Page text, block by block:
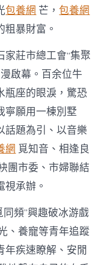
心
台
包
養
網
石
家
莊
市
總
工
會
為
青
年
職
搭
建
浪
漫
包養網 芒，包養網
暴財富。
莊市總工會“集聚
啟幕。百余位牛
瓶座的眼淚，驚恐
寧願用一棟別墅
話題為引、以音樂
網 覓知音、相逢良
團市委、市婦聯結
承辦。
同頻”興趣破冰游戲
、養寵等青年追蹤
年疾速瞭解、安閒